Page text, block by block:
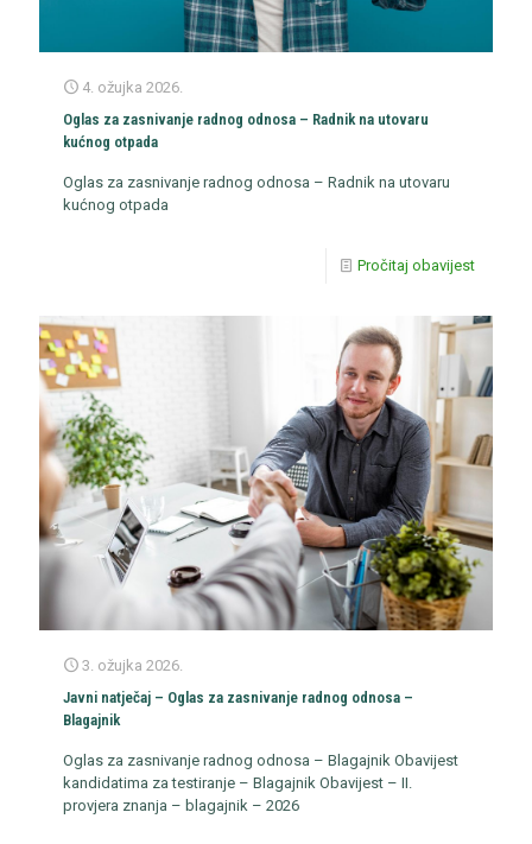
4. ožujka 2026.
Oglas za zasnivanje radnog odnosa – Radnik na utovaru
kućnog otpada
Oglas za zasnivanje radnog odnosa – Radnik na utovaru
kućnog otpada
Pročitaj obavijest
3. ožujka 2026.
Javni natječaj – Oglas za zasnivanje radnog odnosa –
Blagajnik
Oglas za zasnivanje radnog odnosa – Blagajnik Obavijest
kandidatima za testiranje – Blagajnik Obavijest – II.
provjera znanja – blagajnik – 2026